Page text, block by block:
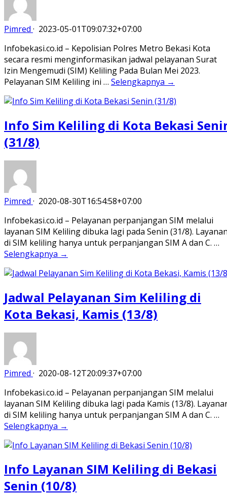
Pimred · 2023-05-01T09:07:32+07:00
Infobekasi.co.id – Kepolisian Polres Metro Bekasi Kota
secara resmi menginformasikan jadwal pelayanan Surat
Izin Mengemudi (SIM) Keliling Pada Bulan Mei 2023.
Pelayanan SIM Keliling ini … Selengkapnya →
Info Sim Keliling di Kota Bekasi
(31/8)
Pimred · 2020-08-30T16:54:58+07:00
Infobekasi.co.id – Pelayanan perpanjangan SIM melalui
layanan SIM Keliling dibuka lagi pada Senin (31/8).
di SIM keliling hanya untuk perpanjangan SIM A dan C. …
Selengkapnya →
Jadwal Pelayanan Sim Keliling di
Kota Bekasi, Kamis (13/8)
Pimred · 2020-08-12T20:09:37+07:00
Infobekasi.co.id – Pelayanan perpanjangan SIM melalui
layanan SIM Keliling dibuka lagi pada Kamis (13/8).
di SIM keliling hanya untuk perpanjangan SIM A dan C. …
Selengkapnya →
Info Layanan SIM Keliling di Bekasi
Senin (10/8)